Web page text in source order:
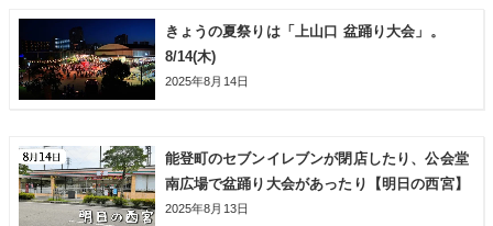
きょうの夏祭りは「上山口 盆踊り大会」。
8/14(木)
2025年8月14日
能登町のセブンイレブンが閉店したり、公会堂
南広場で盆踊り大会があったり【明日の西宮】
2025年8月13日